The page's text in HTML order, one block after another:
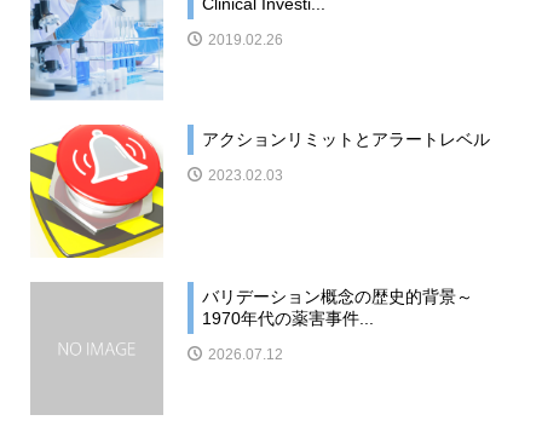
Clinical Investi...
2019.02.26
アクションリミットとアラートレベル
2023.02.03
バリデーション概念の歴史的背景～
1970年代の薬害事件...
2026.07.12